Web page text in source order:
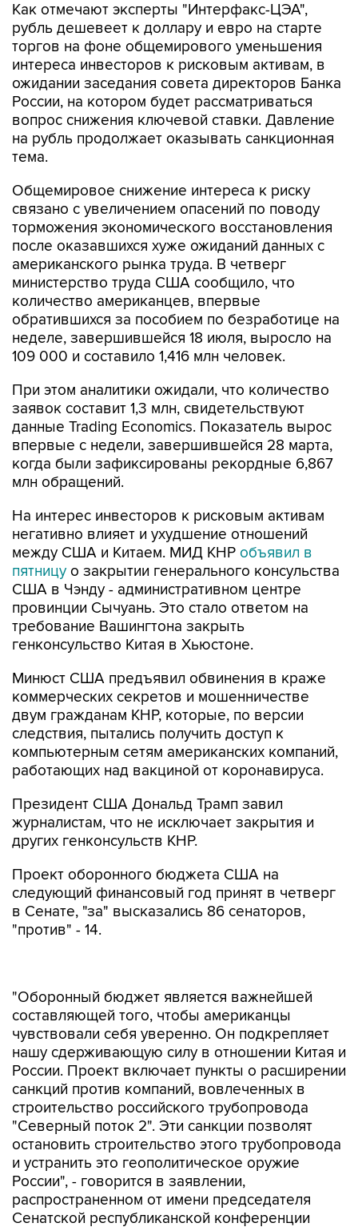
Как отмечают эксперты "Интерфакс-ЦЭА",
рубль дешевеет к доллару и евро на старте
торгов на фоне общемирового уменьшения
интереса инвесторов к рисковым активам, в
ожидании заседания совета директоров Банка
России, на котором будет рассматриваться
вопрос снижения ключевой ставки. Давление
на рубль продолжает оказывать санкционная
тема.
Общемировое снижение интереса к риску
связано с увеличением опасений по поводу
торможения экономического восстановления
после оказавшихся хуже ожиданий данных с
американского рынка труда. В четверг
министерство труда США сообщило, что
количество американцев, впервые
обратившихся за пособием по безработице на
неделе, завершившейся 18 июля, выросло на
109 000 и составило 1,416 млн человек.
При этом аналитики ожидали, что количество
заявок составит 1,3 млн, свидетельствуют
данные Trading Economics. Показатель вырос
впервые с недели, завершившейся 28 марта,
когда были зафиксированы рекордные 6,867
млн обращений.
На интерес инвесторов к рисковым активам
негативно влияет и ухудшение отношений
между США и Китаем. МИД КНР объявил в
пятницу о закрытии генерального консульства
США в Чэнду - административном центре
провинции Сычуань. Это стало ответом на
требование Вашингтона закрыть
генконсульство Китая в Хьюстоне.
Минюст США предъявил обвинения в краже
коммерческих секретов и мошенничестве
двум гражданам КНР, которые, по версии
следствия, пытались получить доступ к
компьютерным сетям американских компаний,
работающих над вакциной от коронавируса.
Президент США Дональд Трамп завил
журналистам, что не исключает закрытия и
других генконсульств КНР.
Проект оборонного бюджета США на
следующий финансовый год принят в четверг
в Сенате, "за" высказались 86 сенаторов,
"против" - 14.
чувствовали себя уверенно. Он подкрепляет
нашу сдерживающую силу в отношении Китая и
России. Проект включает пункты о расширении
санкций против компаний, вовлеченных в
строительство российского трубопровода
"Северный поток 2". Эти санкции позволят
остановить строительство этого трубопровода
и устранить это геополитическое оружие
России", - говорится в заявлении,
распространенном от имени председателя
Сенатской республиканской конференции
Джона Баррассо.